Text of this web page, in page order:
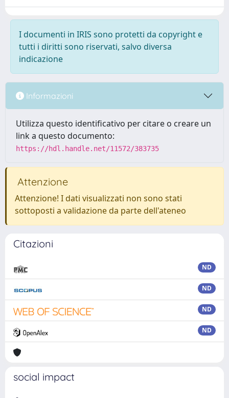
I documenti in IRIS sono protetti da copyright e
tutti i diritti sono riservati, salvo diversa
indicazione
Informazioni
Utilizza questo identificativo per citare o creare un
link a questo documento:
https://hdl.handle.net/11572/383735
Attenzione
Attenzione! I dati visualizzati non sono stati
sottoposti a validazione da parte dell'ateneo
Citazioni
ND
ND
ND
ND
social impact